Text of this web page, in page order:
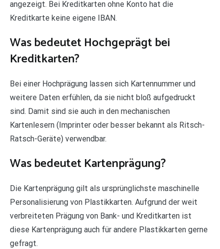
angezeigt. Bei Kreditkarten ohne Konto hat die
Kreditkarte keine eigene IBAN.
Was bedeutet Hochgeprägt bei
Kreditkarten?
Bei einer Hochprägung lassen sich Kartennummer und
weitere Daten erfühlen, da sie nicht bloß aufgedruckt
sind. Damit sind sie auch in den mechanischen
Kartenlesern (Imprinter oder besser bekannt als Ritsch-
Ratsch-Geräte) verwendbar.
Was bedeutet Kartenprägung?
Die Kartenprägung gilt als ursprünglichste maschinelle
Personalisierung von Plastikkarten. Aufgrund der weit
verbreiteten Prägung von Bank- und Kreditkarten ist
diese Kartenprägung auch für andere Plastikkarten gerne
gefragt.